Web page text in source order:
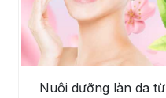
Nuôi dưỡng làn da